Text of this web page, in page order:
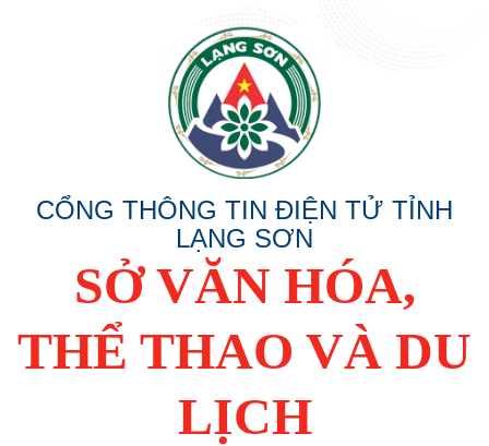
CỔNG THÔNG TIN ĐIỆN TỬ TỈNH
LẠNG SƠN
SỞ VĂN HÓA,
THỂ THAO VÀ DU
LỊCH